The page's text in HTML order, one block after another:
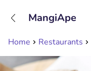
Home Restaurants
MangiApe